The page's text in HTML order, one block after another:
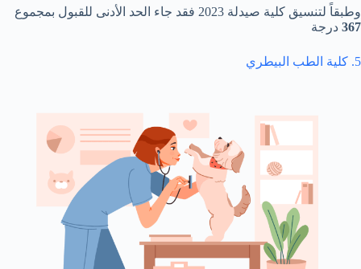
وطبقاً لتنسيق كلية صيدلة 2023 فقد جاء الحد الأدنى للقبول بمجموع
367 درجة
5. كلية الطب البيطري